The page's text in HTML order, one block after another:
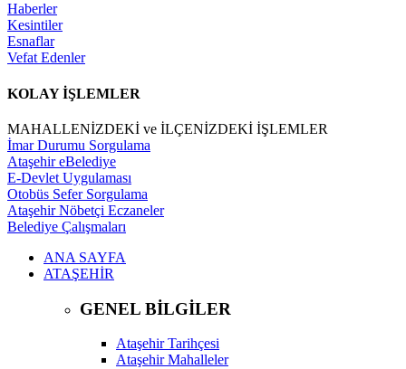
Haberler
Kesintiler
Esnaflar
Vefat Edenler
KOLAY İŞLEMLER
MAHALLENİZDEKİ ve İLÇENİZDEKİ İŞLEMLER
İmar Durumu Sorgulama
Ataşehir eBelediye
E-Devlet Uygulaması
Otobüs Sefer Sorgulama
Ataşehir Nöbetçi Eczaneler
Belediye Çalışmaları
ANA SAYFA
ATAŞEHİR
GENEL BİLGİLER
Ataşehir Tarihçesi
Ataşehir Mahalleler